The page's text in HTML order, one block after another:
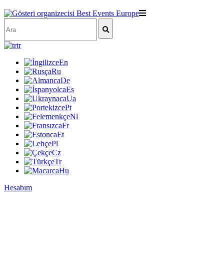
tr
En
Ru
De
Es
Ua
Pt
Nl
Fr
Et
Pl
Cz
Tr
Hu
Hesabım